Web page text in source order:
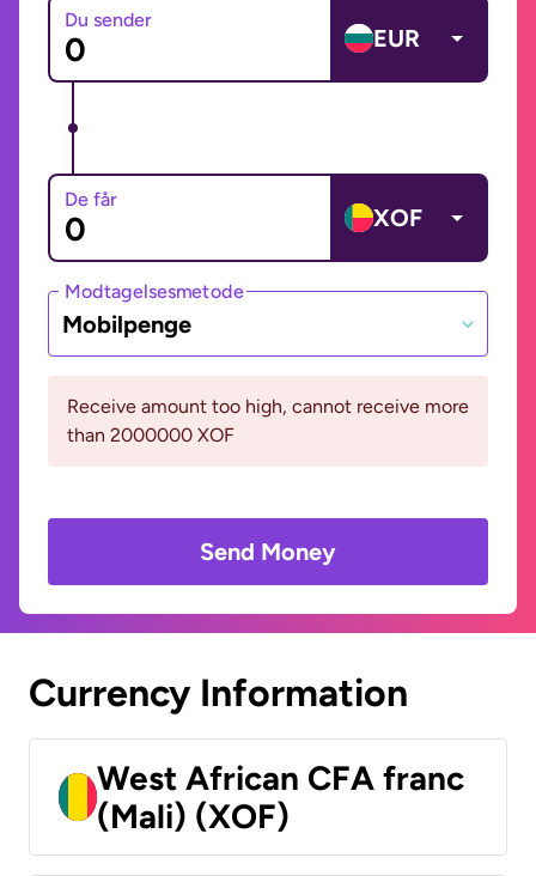
Du sender
EUR
De får
XOF
Modtagelsesmetode
Mobilpenge
Receive amount too high, cannot receive more
than 2000000 XOF
Send Money
Currency Information
West African CFA franc
(Mali) (XOF)